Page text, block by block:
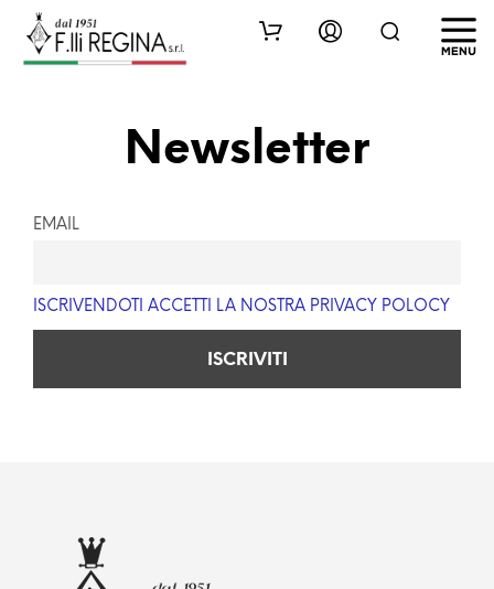
Newsletter
EMAIL
ISCRIVENDOTI ACCETTI LA NOSTRA PRIVACY POLOCY